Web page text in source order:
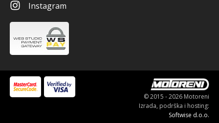
Instagram
© 2015 - 2026 Motoreni
Izrada, podrška i hosting:
Softwise d.o.o.